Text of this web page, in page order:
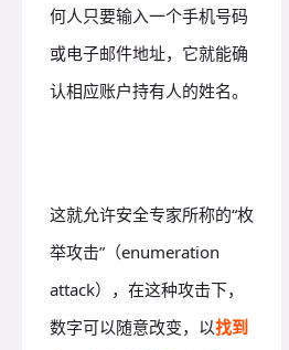
何人只要输入一个手机号码
或电子邮件地址，它就能确
认相应账户持有人的姓名。
这就允许安全专家所称的“枚
举攻击”（enumeration
attack），在这种攻击下，
数字可以随意改变，以找到